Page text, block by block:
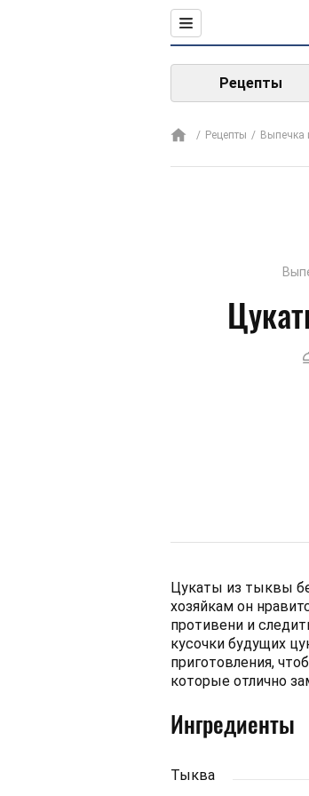
Рецепты
Рецепты Выпечка
Цукаты из тыквы
хозяйкам он
противени и
кусочки будущих
приготовления,
которые отлично
Ингредиенты
Тыква